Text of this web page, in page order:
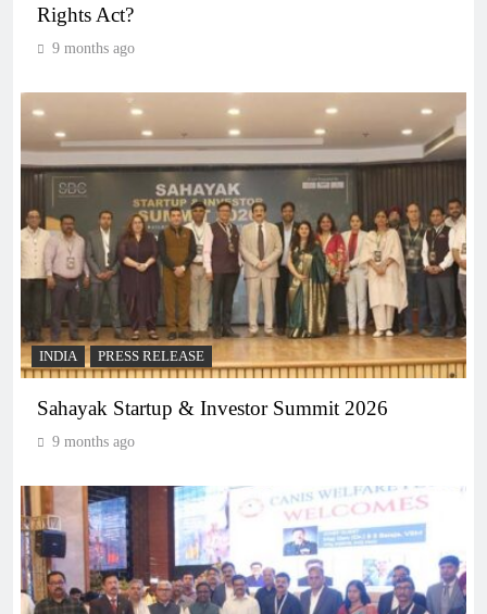
Rights Act?
9 months ago
INDIA PRESS RELEASE
Sahayak Startup & Investor Summit 2026
9 months ago